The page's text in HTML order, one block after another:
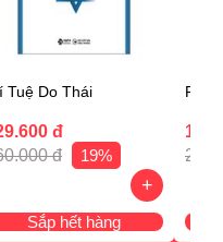
Tuệ Do Thái
đ
đ
19%
+
Sắp hết hàng
Flow